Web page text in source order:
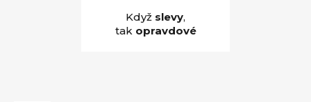
Když slevy,
tak opravdové